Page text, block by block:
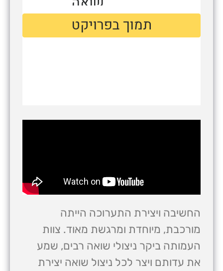
החשיבה ויצירת התערוכה הייתה
מורכבת, מיוחדת ומרגשת מאוד. צוות
העמותה ביקר ניצולי שואה רבים, שמע
את עדותם ויצר לכל ניצול שואה יצירת